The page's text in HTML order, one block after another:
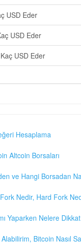
USD Eder
USD Eder
USD Eder
Hesaplama
Altcoin Borsaları
ve Hangi Borsadan
Nedir, Hard Fork
Yaparken Nelere
Bitcoin Nasıl